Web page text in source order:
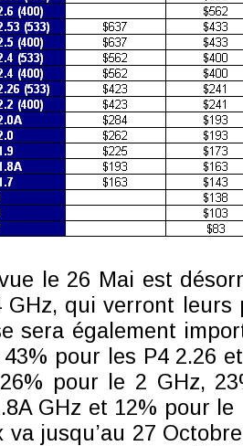
le 26 Mai est
GHz, qui verront
sera également
pour les P4 2.26
pour le 2 GHz,
GHz et 12% pour le
va jusqu’au 27